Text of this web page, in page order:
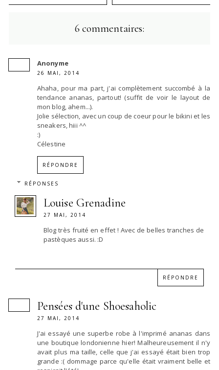
6 commentaires:
Anonyme
26 MAI, 2014
Ahaha, pour ma part, j'ai complètement succombé à la
tendance ananas, partout! (suffit de voir le layout de
mon blog, ahem...).
Jolie sélection, avec un coup de coeur pour le bikini et les
sneakers, hiii ^^
:)
Célestine
RÉPONDRE
RÉPONSES
Louise Grenadine
27 MAI, 2014
Blog très fruité en effet ! Avec de belles tranches de
pastèques aussi. :D
RÉPONDRE
Pensées d'une Shoesaholic
27 MAI, 2014
J'ai essayé une superbe robe à l'imprimé ananas dans
une boutique londonienne hier! Malheureusement il n'y
avait plus ma taille, celle que j'ai essayé était bien trop
grande :( dommage parce qu'elle était vraiment belle et